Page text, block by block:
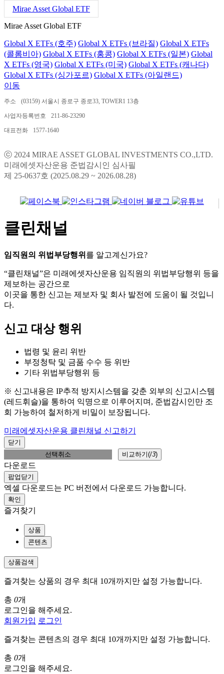
Mirae Asset Global ETF
Mirae Asset Global ETF
Global X ETFs (호주) Global X ETFs (브라질) Global X ETFs
(콜롬비아) Global X ETFs (홍콩) Global X ETFs (일본) Global
X ETFs (영국) Global X ETFs (미국) Global X ETFs (캐나다)
Global X ETFs (싱가포르) Global X ETFs (아일랜드)
이동
주소 (03159) 서울시 종로구 종로33, TOWER1 13층
사업자등록번호 211-86-23290
대표전화 1577-1640
ⓒ 2024 MIRAE ASSET GLOBAL INVESTMENTS CO.,LTD.
미래에셋자산운용 준법감시인 심사필
제 25-0637호 (2025.08.29 ~ 2026.08.28)
클린채널
임직원의 위법부당행위 를 알고계신가요?
“클린채널”은 미래에셋자산운용 임직원의 위법부당행위 등을
제보하는 공간으로
이곳을 통한 신고는 제보자 및 회사 발전에 도움이 될 것입니
다.
신고 대상 행위
법령 및 윤리 위반
부정청탁 및 금품 수수 등 위반
기타 위법부당행위 등
※ 신고내용은 IP추적 방지시스템을 갖춘 외부의 신고시스템
(레드휘슬)을 통하여 익명으로 이루어지며, 준법감시인만 조
회 가능하여 철저하게 비밀이 보장됩니다.
미래에셋자산운용 클린채널 신고하기
닫기
선택취소
비교하기(/3)
다운로드
팝업닫기
엑셀 다운로드는 PC 버전에서 다운로드 가능합니다.
확인
즐겨찾기
상품
콘텐츠
상품검색
즐겨찾는 상품의 경우 최대 10개까지만 설정 가능합니다.
총 0개
로그인을 해주세요.
회원가입 로그인
즐겨찾는 콘텐츠의 경우 최대 10개까지만 설정 가능합니다.
총 0개
로그인을 해주세요.